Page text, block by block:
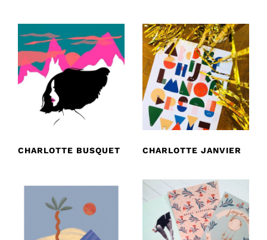
CHARLOTTE BUSQUET CHARLOTTE JANVIER